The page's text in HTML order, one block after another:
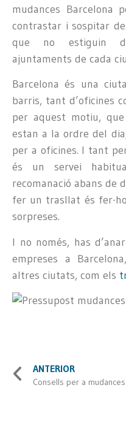
mudances
contrastar i sospitar
que no estiguin
ajuntaments de cada
Barcelona és una
barris, tant d’oficines
per aquest motiu,
estan a la ordre del
per a oficines. I tant
és un servei
recomanació abans de
fer un trasllat és fer-
sorpreses.
I no només, has
empreses a
altres ciutats, com els
ANTERIOR
Consells per a mudances